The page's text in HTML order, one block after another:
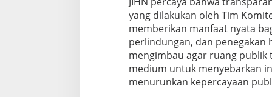
yang dilakukan oleh Tim
memberikan manfaat nyata
perlindungan, dan penegakan
mengimbau agar ruang
medium untuk menyebarkan
menurunkan kepercayaan